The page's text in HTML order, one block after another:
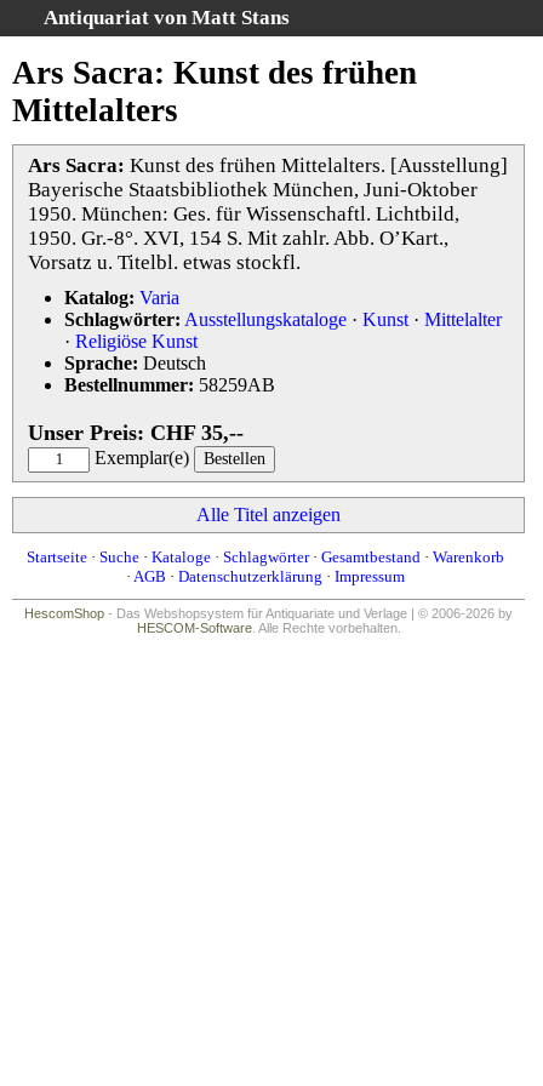
Antiquariat von Matt Stans
Suche
Kataloge
Schlagwörter
Gesamtbestand
Warenkorb
AGB
Datenschutz
Impressum
Ihr Warenkorb enthält 0 Artikel im Gesamtwert von CHF 0,--
Ars Sacra: Kunst des frühen
Mittelalters
Ars Sacra: Kunst des frühen Mittelalters. [Ausstellung]
Bayerische Staatsbibliothek München, Juni-Oktober
1950. München: Ges. für Wissenschaftl. Lichtbild,
1950. Gr.-8°. XVI, 154 S. Mit zahlr. Abb. O’Kart.,
Vorsatz u. Titelbl. etwas stockfl.
Katalog: Varia
Schlagwörter: Ausstellungskataloge · Kunst · Mittelalter
· Religiöse Kunst
Sprache: Deutsch
Bestellnummer: 58259AB
Unser Preis: CHF 35,--
Exemplar(e)
Alle Titel anzeigen
Startseite · Suche · Kataloge · Schlagwörter· Gesamtbestand · Warenkorb
· AGB · Datenschutzerklärung · Impressum
HescomShop - Das Webshopsystem für Antiquariate und Verlage | © 2006-2026 by
HESCOM-Software. Alle Rechte vorbehalten.